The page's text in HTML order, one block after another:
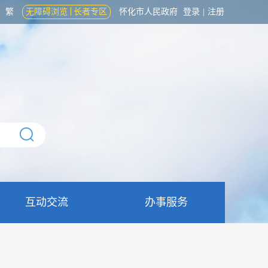
繁 无障碍浏览 长者专区 怀化市人民政府 登录 注册
互动交流 办事服务